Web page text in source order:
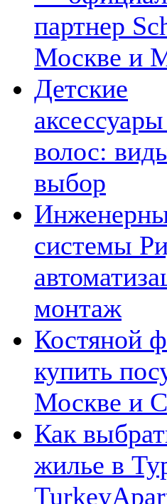
партнер
Москве и
Детские
волос:
выбор
системы
монтаж
Костяной
купить
Москве и
Как
жилье в